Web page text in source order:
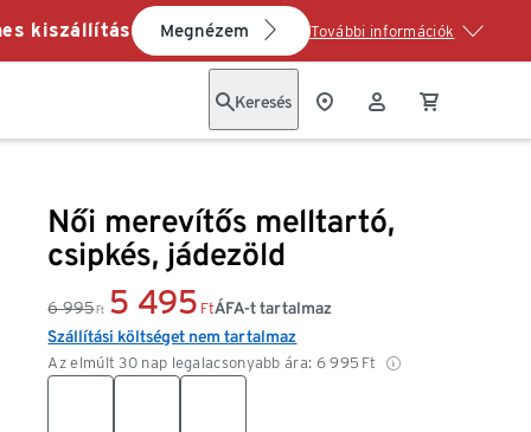
kiszállítás Megnézem További információk
Keresés
Női merevítős melltartó,
csipkés, jádezöld
6 995 Ft 5 495 Ft
Az elmúlt 30 nap legalacsonyabb ára: 6 995 Ft
ÁFA-t tartalmaz
Szállítási költséget nem tartalmaz